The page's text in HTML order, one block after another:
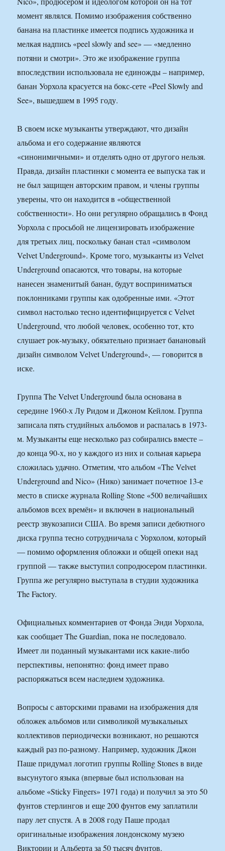
момент являлся. Помимо изображения собственно
банана на пластинке имеется подпись художника и
мелкая надпись «peel slowly and see» — «медленно
потяни и смотри». Это же изображение группа
впоследствии использовала не единожды – например,
банан Уорхола красуется на бокс-сете «Peel Slowly and
See», вышедшем в 1995 году.
В своем иске музыканты утверждают, что дизайн
альбома и его содержание являются
«синонимичными» и отделять одно от другого нельзя.
Правда, дизайн пластинки с момента ее выпуска так и
не был защищен авторским правом, и члены группы
уверены, что он находится в «общественной
собственности». Но они регулярно обращались в Фонд
Уорхола с просьбой не лицензировать изображение
для третьих лиц, поскольку банан стал «символом
Velvet Underground». Кроме того, музыканты из Velvet
Underground опасаются, что товары, на которые
нанесен знаменитый банан, будут восприниматься
поклонниками группы как одобренные ими. «Этот
символ настолько тесно идентифицируется с Velvet
Underground, что любой человек, особенно тот, кто
слушает рок-музыку, обязательно признает банановый
дизайн символом Velvet Underground», — говорится в
иске.
Группа The Velvet Underground была основана в
середине 1960-х Лу Ридом и Джоном Кейлом. Группа
записала пять студийных альбомов и распалась в 1973-
м. Музыканты еще несколько раз собирались вместе –
до конца 90-х, но у каждого из них и сольная карьера
сложилась удачно. Отметим, что альбом «The Velvet
Underground and Nico» (Нико) занимает почетное 13-е
место в списке журнала Rolling Stone «500 величайших
альбомов всех времён» и включен в национальный
реестр звукозаписи США. Во время записи дебютного
диска группа тесно сотрудничала с Уорхолом, который
— помимо оформления обложки и общей опеки над
группой — также выступил сопродюсером пластинки.
Группа же регулярно выступала в студии художника
The Factory.
Официальных комментариев от Фонда Энди Уорхола,
как сообщает The Guardian, пока не последовало.
Имеет ли поданный музыкантами иск какие-либо
перспективы, непонятно: фонд имеет право
распоряжаться всем наследием художника.
Вопросы с авторскими правами на изображения для
обложек альбомов или символикой музыкальных
коллективов периодически возникают, но решаются
каждый раз по-разному. Например, художник Джон
Паше придумал логотип группы Rolling Stones в виде
высунутого языка (впервые был использован на
альбоме «Sticky Fingers» 1971 года) и получил за это 50
фунтов стерлингов и еще 200 фунтов ему заплатили
пару лет спустя. А в 2008 году Паше продал
оригинальные изображения лондонскому музею
Виктории и Альберта за 50 тысяч фунтов.